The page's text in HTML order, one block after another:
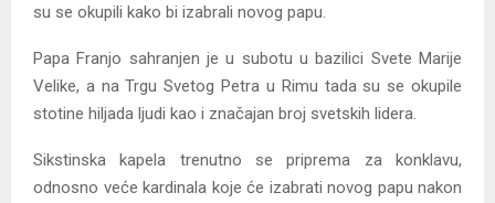
su se okupili kako bi izabrali novog papu.
Papa Franjo sahranjen je u subotu u bazilici Svete Marije
Velike, a na Trgu Svetog Petra u Rimu tada su se okupile
stotine hiljada ljudi kao i značajan broj svetskih lidera.
Sikstinska kapela trenutno se priprema za konklavu,
odnosno veće kardinala koje će izabrati novog papu nakon